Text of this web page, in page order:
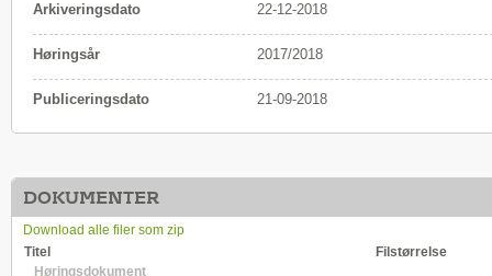
Arkiveringsdato 22-12-2018
Høringsår 2017/2018
Publiceringsdato 21-09-2018
DOKUMENTER
Download alle filer som zip
Titel
Filstørrelse
Høringsdokument